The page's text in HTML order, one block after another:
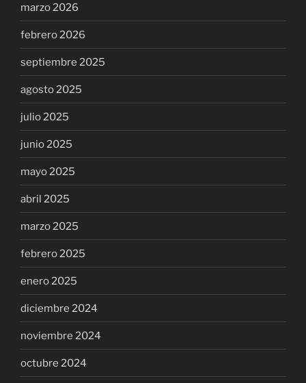
marzo 2026
febrero 2026
septiembre 2025
agosto 2025
julio 2025
junio 2025
mayo 2025
abril 2025
marzo 2025
febrero 2025
enero 2025
diciembre 2024
noviembre 2024
octubre 2024